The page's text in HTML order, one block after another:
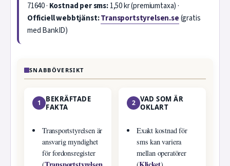
71640 · Kostnad per sms:1,50 kr (premiumtaxa) ·
Officiell webbtjänst:Transportstyrelsen.se(gratis
med BankID)
SNABBÖVERSIKT
1
BEKRÄFTADE
FAKTA
Transportstyrelsen är
ansvarig myndighet
för fordonsregister
2 VAD SOM ÄR
OKLART
Exakt kostnad för
sms kan variera
mellan operatörer